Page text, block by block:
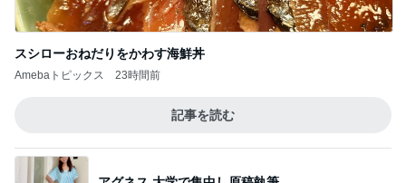
スシローおねだりをかわす海鮮丼
Amebaトピックス 23時間前
記事を読む